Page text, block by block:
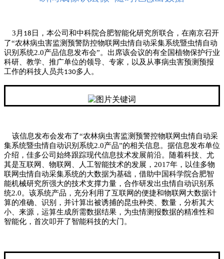
3月 18 日，本公司和中科院合肥智能化研究所联合，在南京召开
了“农林病虫害监测预警防控物联网虫情自动采集系统暨虫情自动
识别系统2.0产品信息发布会”。出席该会议的有全国植物保护行业
科研、教学、推广单位的领导、专家，以及从事病虫害预测预报
工作的科技人员共130多人。
该信息发布会发布了“农林病虫害监测预警控物联网虫情自动采
集系统暨虫情自动识别系统2.0产品”的相关信息。据信息发布单位
介绍，佳多公司始终跟踪现代信息技术发展前沿。随着科技、尤
其是互联网、物联网、人工智能技术的发展，2017年，以佳多物
联网虫情自动采集系统的大数据为基础，借助中国科学院合肥智
能机械研究所强大的技术支撑力量，合作研发出虫情自动识别系
统2.0。该系统产品，充分利用了互联网的便捷和物联网大数据计
算的准确、识别，并计算出被诱捕的昆虫种类、数量，分析其大
小、来源，运算生成所需数据结果，为虫情测报数据的精准性和
智能化，首次叩开了智能科技的大门。